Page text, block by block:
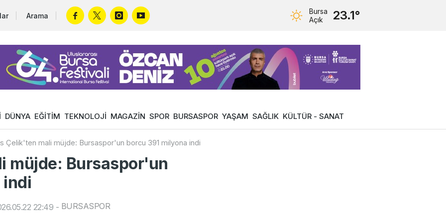
Arama
Bursa
Açık
23.1°
DÜNYA EĞİTİM TEKNOLOJİ MAGAZİN SPOR BURSASPOR YAŞAM SAĞLIK KÜLTÜR - SANAT
Çelik'ten mali müjde: Bursaspor'un borcu 391 milyona indi
müjde: Bursaspor'un
indi
22:49 - BURSASPOR